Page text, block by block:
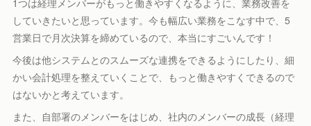
1つは経理メンバーがもっと働きやすくなるように、業務改善を
していきたいと思っています。今も幅広い業務をこなす中で、5
営業日で月次決算を締めているので、本当にすごいんです！
今後は他システムとのスムーズな連携をできるようにしたり、細
かい会計処理を整えていくことで、もっと働きやすくできるので
はないかと考えています。
また、自部署のメンバーをはじめ、社内のメンバーの成長（経理